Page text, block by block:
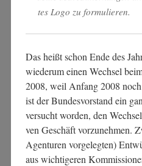
tes Logo zu formulieren.
Das heißt schon Ende des
wie­der­um einen Wech­sel
2008, weil Anfang 2008
ist der Bun­des­vor­stand ein
ver­sucht wor­den, den
ven Geschäft vor­zu­neh­men.
Agen­tu­ren vor­ge­leg­ten)
aus wich­ti­ge­ren